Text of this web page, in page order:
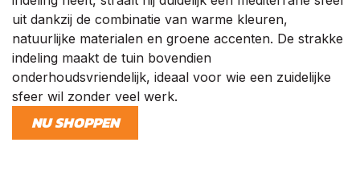
uit dankzij de combinatie van warme kleuren,
natuurlijke materialen en groene accenten. De strakke
indeling maakt de tuin bovendien
onderhoudsvriendelijk, ideaal voor wie een zuidelijke
sfeer wil zonder veel werk.
NU SHOPPEN